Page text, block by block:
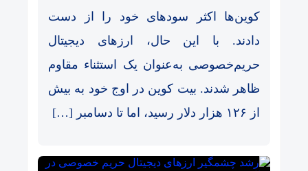
کوین‌ها اکثر سودهای خود را از دست
دادند. با این حال، ارزهای دیجیتال
حریم‌خصوصی به‌عنوان یک استثناء مقاوم
ظاهر شدند. بیت کوین در اوج خود به بیش
از ۱۲۶ هزار دلار رسید، اما تا دسامبر […]